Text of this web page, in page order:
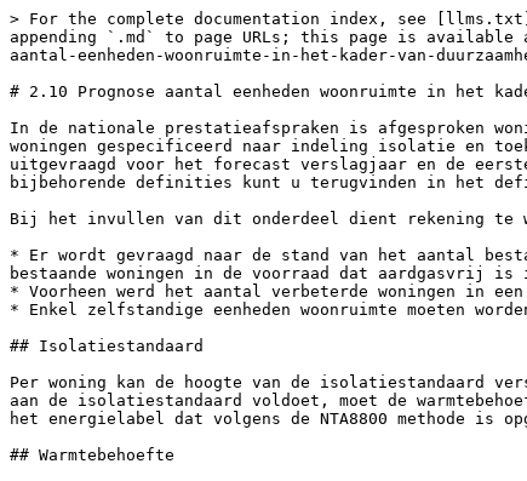
> For the complete documentation index, see
appending `.md` to page URLs; this page is
aantal-eenheden-woonruimte-in-het-kader-van-
# 2.10 Prognose aantal eenheden woonruimte in het
In de nationale prestatieafspraken is afgesproken
woningen gespecificeerd naar indeling isolatie en
uitgevraagd voor het forecast verslagjaar en de
bijbehorende definities kunt u terugvinden in het
Bij het invullen van dit onderdeel dient rekening te
* Er wordt gevraagd naar de stand van het aantal
bestaande woningen in de voorraad dat aardgasvrij is
* Voorheen werd het aantal verbeterde woningen in
* Enkel zelfstandige eenheden woonruimte moeten worden
## Isolatiestandaard
Per woning kan de hoogte van de isolatiestandaard
aan de isolatiestandaard voldoet, moet de
het energielabel dat volgens de NTA8800 methode is
## Warmtebehoefte